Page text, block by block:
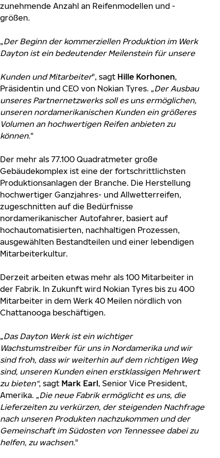
zunehmende Anzahl an Reifenmodellen und -
größen.
„Der Beginn der kommerziellen Produktion im Werk
Dayton ist ein bedeutender Meilenstein für unsere
Kunden und Mitarbeiter", sagt Hille Korhonen,
Präsidentin und CEO von Nokian Tyres. „Der Ausbau
unseres Partnernetzwerks soll es uns ermöglichen,
unseren nordamerikanischen Kunden ein größeres
Volumen an hochwertigen Reifen anbieten zu
können.“
Der mehr als 77.100 Quadratmeter große
Gebäudekomplex ist eine der fortschrittlichsten
Produktionsanlagen der Branche. Die Herstellung
hochwertiger Ganzjahres- und Allwetterreifen,
zugeschnitten auf die Bedürfnisse
nordamerikanischer Autofahrer, basiert auf
hochautomatisierten, nachhaltigen Prozessen,
ausgewählten Bestandteilen und einer lebendigen
Mitarbeiterkultur.
Derzeit arbeiten etwas mehr als 100 Mitarbeiter in
der Fabrik. In Zukunft wird Nokian Tyres bis zu 400
Mitarbeiter in dem Werk 40 Meilen nördlich von
Chattanooga beschäftigen.
„Das Dayton Werk ist ein wichtiger
Wachstumstreiber für uns in Nordamerika und wir
sind froh, dass wir weiterhin auf dem richtigen Weg
sind, unseren Kunden einen erstklassigen Mehrwert
zu bieten“, sagt Mark Earl, Senior Vice President,
Amerika. „Die neue Fabrik ermöglicht es uns, die
Lieferzeiten zu verkürzen, der steigenden Nachfrage
nach unseren Produkten nachzukommen und der
Gemeinschaft im Südosten von Tennessee dabei zu
helfen, zu wachsen."